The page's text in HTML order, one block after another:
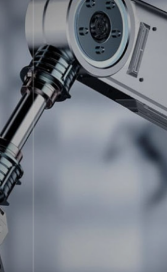
Supply chain
管理服务商
咨询 | 矿业供应链